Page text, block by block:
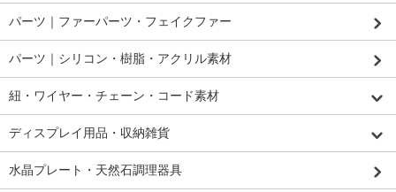
パーツ｜ファーパーツ・フェイクファー
パーツ｜シリコン・樹脂・アクリル素材
紐・ワイヤー・チェーン・コード素材
ディスプレイ用品・収納雑貨
水晶プレート・天然石調理器具